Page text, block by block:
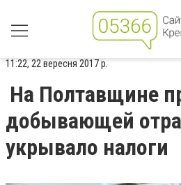
11:22, 22 вересня 2017 р.
На Полтавщине
добывающей
укрывало налоги